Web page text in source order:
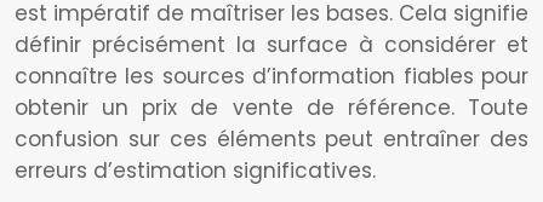
est impératif de maîtriser les bases. Cela signifie
définir précisément la surface à considérer et
connaître les sources d’information fiables pour
obtenir un prix de vente de référence. Toute
confusion sur ces éléments peut entraîner des
erreurs d’estimation significatives.